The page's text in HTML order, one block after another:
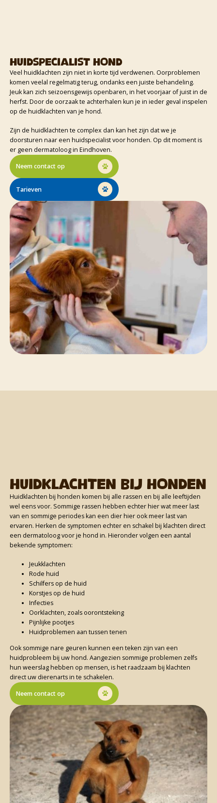
Huidspecialist hond
Veel huidklachten zijn niet in korte tijd verdwenen. Oorproblemen
komen veelal regelmatig terug, ondanks een juiste behandeling.
Jeuk kan zich seizoensgewijs openbaren, in het voorjaar of juist in de
herfst. Door de oorzaak te achterhalen kun je in ieder geval inspelen
op de huidklachten van je hond.
Zijn de huidklachten te complex dan kan het zijn dat we je
doorsturen naar een huidspecialist voor honden. Op dit moment is
er geen dermatoloog in Eindhoven.
Neem contact op
Tarieven
Huidklachten bij honden
Huidklachten bij honden komen bij alle rassen en bij alle leeftijden
wel eens voor. Sommige rassen hebben echter hier wat meer last
van en sommige periodes kan een dier hier ook meer last van
ervaren. Herken de symptomen echter en schakel bij klachten direct
een dermatoloog voor je hond in. Hieronder volgen een aantal
bekende symptomen:
Jeukklachten
Rode huid
Schilfers op de huid
Korstjes op de huid
Infecties
Oorklachten, zoals oorontsteking
Pijnlijke pootjes
Huidproblemen aan tussen tenen
Ook sommige nare geuren kunnen een teken zijn van een
huidprobleem bij uw hond. Aangezien sommige problemen zelfs
hun weerslag hebben op mensen, is het raadzaam bij klachten
direct uw dierenarts in te schakelen.
Neem contact op